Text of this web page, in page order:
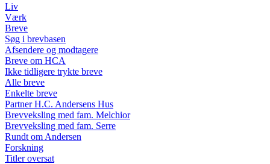
Liv
Værk
Breve
Søg i brevbasen
Afsendere og modtagere
Breve om HCA
Ikke tidligere trykte breve
Alle breve
Enkelte breve
Partner H.C. Andersens Hus
Brevveksling med fam. Melchior
Brevveksling med fam. Serre
Rundt om Andersen
Forskning
Titler oversat